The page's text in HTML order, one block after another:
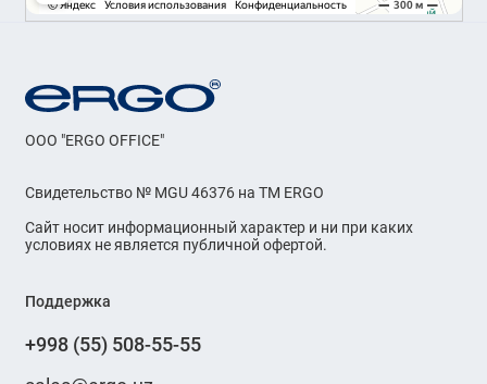
OOO "ERGO OFFICE"
Свидетельство № MGU 46376 на ТМ ERGO
Сайт носит информационный характер и ни при каких
условиях не является публичной офертой.
Поддержка
+998 (55) 508-55-55